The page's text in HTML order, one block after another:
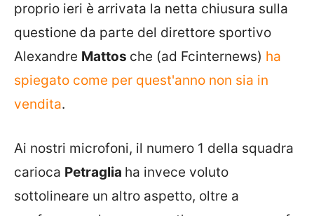
proprio ieri è arrivata la netta chiusura sulla
questione da parte del direttore sportivo
Alexandre Mattos che (ad Fcinternews) ha
spiegato come per quest'anno non sia in
vendita.
Ai nostri microfoni, il numero 1 della squadra
carioca Petraglia ha invece voluto
sottolineare un altro aspetto, oltre a